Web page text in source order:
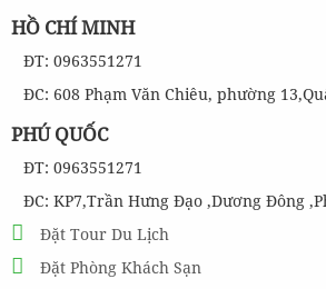
HỒ CHÍ MINH
ĐT: 0963551271
ĐC: 608 Phạm Văn Chiêu, phường
PHÚ QUỐC
ĐT: 0963551271
ĐC: KP7,Trần Hưng Đạo ,Dương Đông
Đặt Tour Du Lịch
Đặt Phòng Khách Sạn